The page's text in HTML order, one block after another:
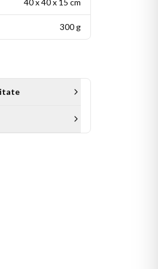
40 x 40 x 15 cm
300 g